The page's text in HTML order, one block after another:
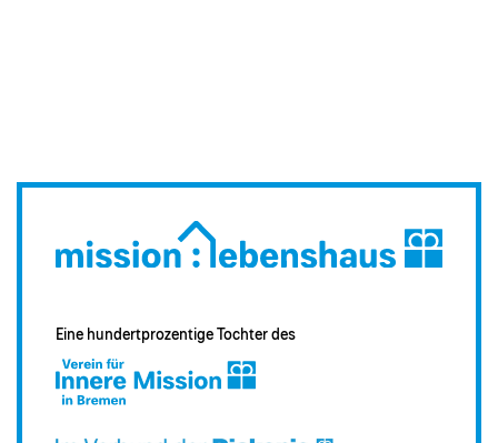
Eine hundertprozentige Tochter des